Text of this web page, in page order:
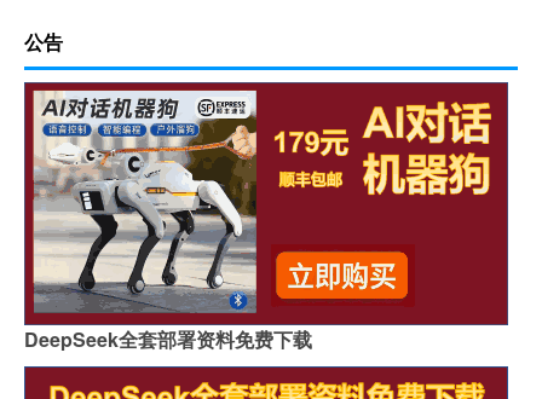
公告
DeepSeek全套部署资料免费下载